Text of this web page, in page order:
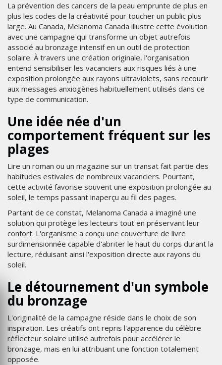
La prévention des cancers de la peau emprunte de plus en
plus les codes de la créativité pour toucher un public plus
large. Au Canada, Melanoma Canada illustre cette évolution
avec une campagne qui transforme un objet autrefois
associé au bronzage intensif en un outil de protection
solaire. À travers une création originale, l'organisation
entend sensibiliser les vacanciers aux risques liés à une
exposition prolongée aux rayons ultraviolets, sans recourir
aux messages anxiogènes habituellement utilisés dans ce
type de communication.
Une idée née d'un
comportement fréquent sur les
plages
Lire un roman ou un magazine sur un transat fait partie des
habitudes estivales de nombreux vacanciers. Pourtant,
cette activité favorise souvent une exposition prolongée au
soleil, le temps passant inaperçu au fil des pages.
Partant de ce constat, Melanoma Canada a imaginé une
solution qui protège les lecteurs tout en préservant leur
confort. L'organisme a conçu une couverture de livre
surdimensionnée capable d'abriter le haut du corps durant la
lecture, réduisant ainsi l'exposition directe aux rayons du
soleil.
Le détournement d'un symbole
du bronzage
L'originalité de la campagne réside dans le choix de son
inspiration. Les créatifs ont repris l'apparence du célèbre
réflecteur solaire utilisé autrefois pour accélérer le
bronzage, mais en lui attribuant une fonction totalement
opposée.